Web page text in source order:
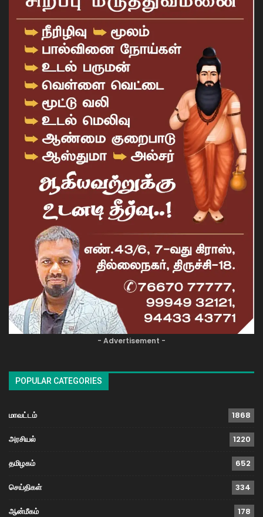
- Advertisement -
POPULAR CATEGORIES
மாவட்டம் 1868
அரசியல் 1220
தமிழகம் 652
செய்திகள் 334
ஆன்மீகம் 178